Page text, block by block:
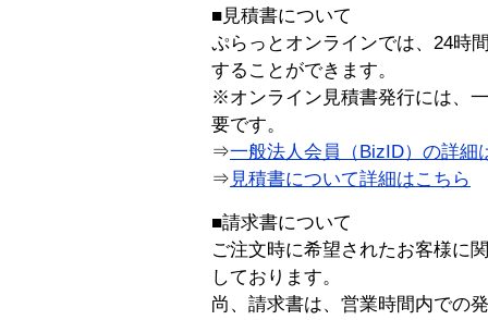
■見積書について
ぷらっとオンラインでは、24時
することができます。
※オンライン見積書発行には、
要です。
⇒一般法人会員（BizID）の詳細
⇒ 見積書について詳細はこちら
■請求書について
ご注文時に希望されたお客様に
しております。
尚、請求書は、営業時間内での